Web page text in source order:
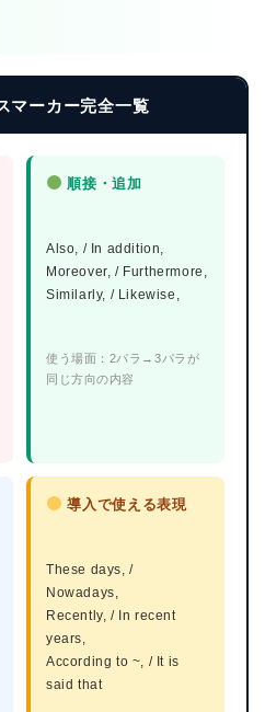
マーカー完全一覧
順接・追加
Also, / In addition,
Moreover, / Furthermore,
Similarly, / Likewise,
使う場面：2パラ→3パラが
同じ方向の内容
導入で使える表現
These days, /
Nowadays,
Recently, / In recent
years,
According to ~, / It is
said that